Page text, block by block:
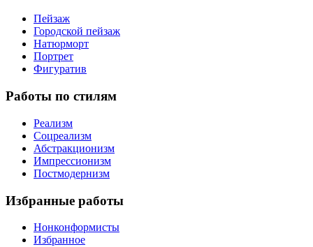
Пейзаж
Городской пейзаж
Натюрморт
Портрет
Фигуратив
Работы по стилям
Реализм
Соцреализм
Абстракционизм
Импрессионизм
Постмодернизм
Избранные работы
Нонконформисты
Избранное